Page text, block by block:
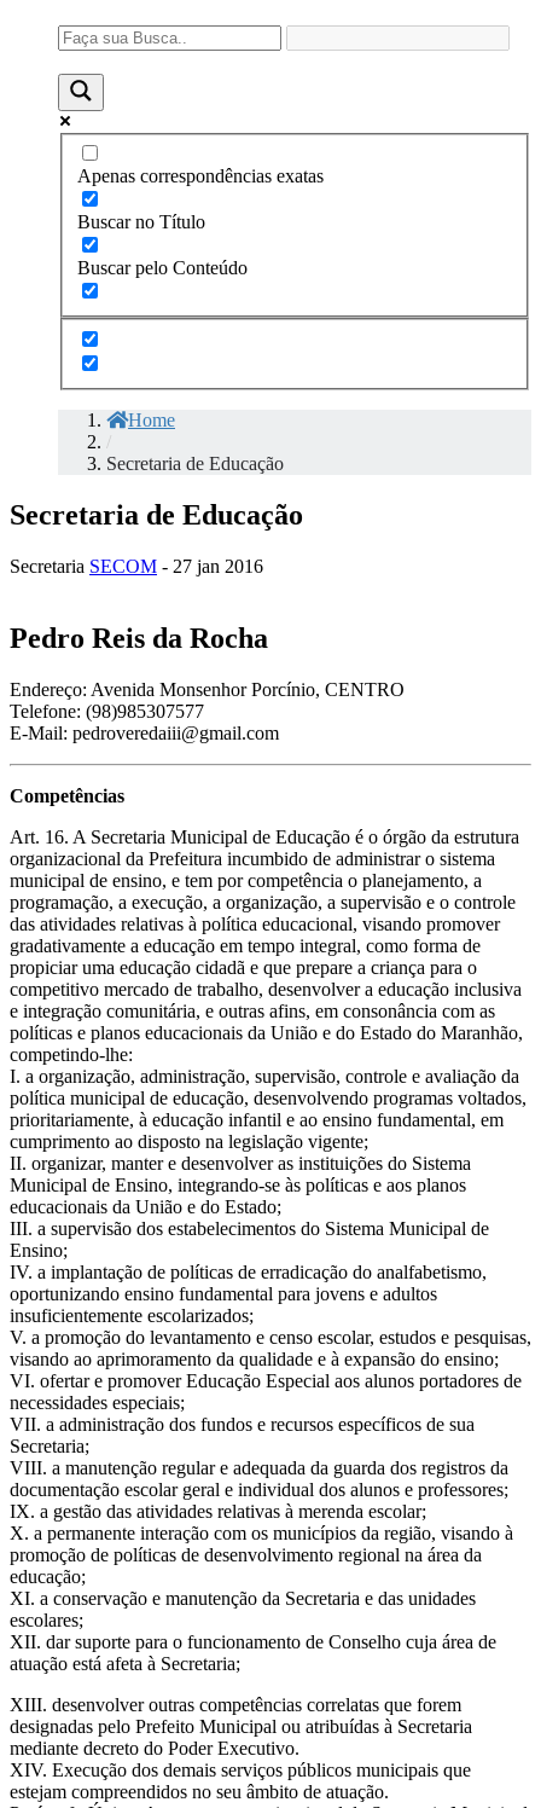
Apenas correspondências exatas
Buscar no Título
Buscar pelo Conteúdo
Home
/
Secretaria de Educação
Secretaria de Educação
Secretaria SECOM - 27 jan 2016
Pedro Reis da Rocha
Endereço: Avenida Monsenhor Porcínio, CENTRO
Telefone: (98)985307577
E-Mail: pedroveredaiii@gmail.com
Competências
Art. 16. A Secretaria Municipal de Educação é o órgão da estrutura
organizacional da Prefeitura incumbido de administrar o sistema
municipal de ensino, e tem por competência o planejamento, a
programação, a execução, a organização, a supervisão e o controle
das atividades relativas à política educacional, visando promover
gradativamente a educação em tempo integral, como forma de
propiciar uma educação cidadã e que prepare a criança para o
competitivo mercado de trabalho, desenvolver a educação inclusiva
e integração comunitária, e outras afins, em consonância com as
políticas e planos educacionais da União e do Estado do Maranhão,
competindo-lhe:
I. a organização, administração, supervisão, controle e avaliação da
política municipal de educação, desenvolvendo programas voltados,
prioritariamente, à educação infantil e ao ensino fundamental, em
cumprimento ao disposto na legislação vigente;
II. organizar, manter e desenvolver as instituições do Sistema
Municipal de Ensino, integrando-se às políticas e aos planos
educacionais da União e do Estado;
III. a supervisão dos estabelecimentos do Sistema Municipal de
Ensino;
IV. a implantação de políticas de erradicação do analfabetismo,
oportunizando ensino fundamental para jovens e adultos
insuficientemente escolarizados;
V. a promoção do levantamento e censo escolar, estudos e pesquisas,
visando ao aprimoramento da qualidade e à expansão do ensino;
VI. ofertar e promover Educação Especial aos alunos portadores de
necessidades especiais;
VII. a administração dos fundos e recursos específicos de sua
Secretaria;
VIII. a manutenção regular e adequada da guarda dos registros da
documentação escolar geral e individual dos alunos e professores;
IX. a gestão das atividades relativas à merenda escolar;
X. a permanente interação com os municípios da região, visando à
promoção de políticas de desenvolvimento regional na área da
educação;
XI. a conservação e manutenção da Secretaria e das unidades
escolares;
XII. dar suporte para o funcionamento de Conselho cuja área de
atuação está afeta à Secretaria;
XIII. desenvolver outras competências correlatas que forem
designadas pelo Prefeito Municipal ou atribuídas à Secretaria
mediante decreto do Poder Executivo.
XIV. Execução dos demais serviços públicos municipais que
estejam compreendidos no seu âmbito de atuação.